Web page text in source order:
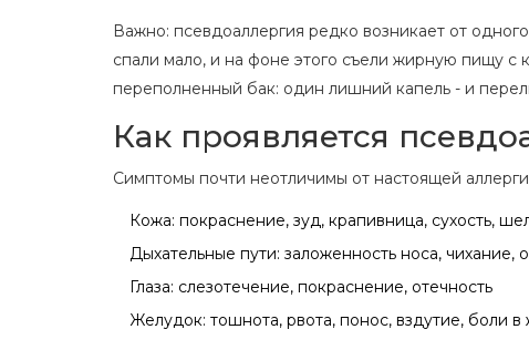
Важно: псевдоаллергия редко возникает от
спали мало, и на фоне этого съели жирную пищу с
переполненный бак: один лишний капель - и
Как проявляется
Симптомы почти неотличимы от настоящей
Кожа: покраснение, зуд, крапивница, сухость,
Дыхательные пути: заложенность носа, чихание,
Глаза: слезотечение, покраснение, отечность
Желудок: тошнота, рвота, понос, вздутие, боли в